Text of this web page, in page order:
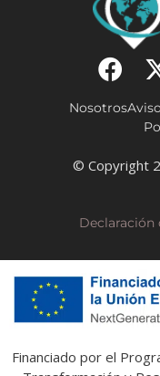
Nosotros
© Copyright
Declaración
Financiado por el